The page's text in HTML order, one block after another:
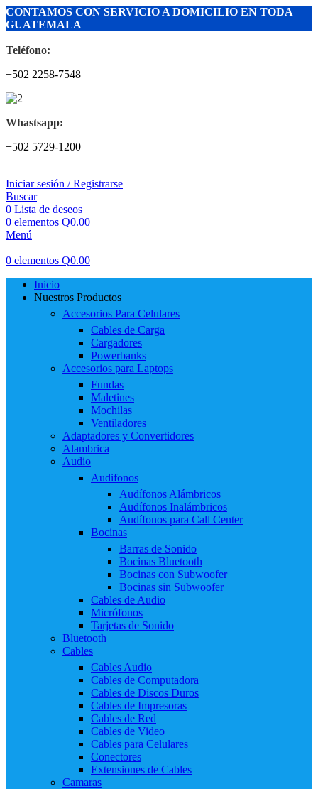
CONTAMOS CON SERVICIO A DOMICILIO EN TODA
GUATEMALA
Teléfono:
+502 2258-7548
Whastsapp:
+502 5729-1200
Iniciar sesión / Registrarse
Buscar
0 Lista de deseos
0 elementos Q0.00
Menú
0 elementos Q0.00
Inicio
Nuestros Productos
Accesorios Para Celulares
Cables de Carga
Cargadores
Powerbanks
Accesorios para Laptops
Fundas
Maletines
Mochilas
Ventiladores
Adaptadores y Convertidores
Alambrica
Audio
Audifonos
Audífonos Alámbricos
Audífonos Inalámbricos
Audífonos para Call Center
Bocinas
Barras de Sonido
Bocinas Bluetooth
Bocinas con Subwoofer
Bocinas sin Subwoofer
Cables de Audio
Micrófonos
Tarjetas de Sonido
Bluetooth
Cables
Cables Audio
Cables de Computadora
Cables de Discos Duros
Cables de Impresoras
Cables de Red
Cables de Video
Cables para Celulares
Conectores
Extensiones de Cables
Camaras